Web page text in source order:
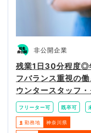
非公開企業
残業1日30分程度◎
フバランス重視の
ウンタースタッフ
フリーター可 既卒可
勤務地 神奈川県